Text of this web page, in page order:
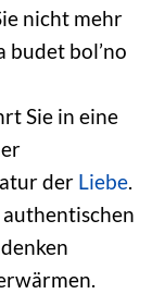
nicht mehr
budet bol’no
Sie in eine
der Liebe.
authentischen